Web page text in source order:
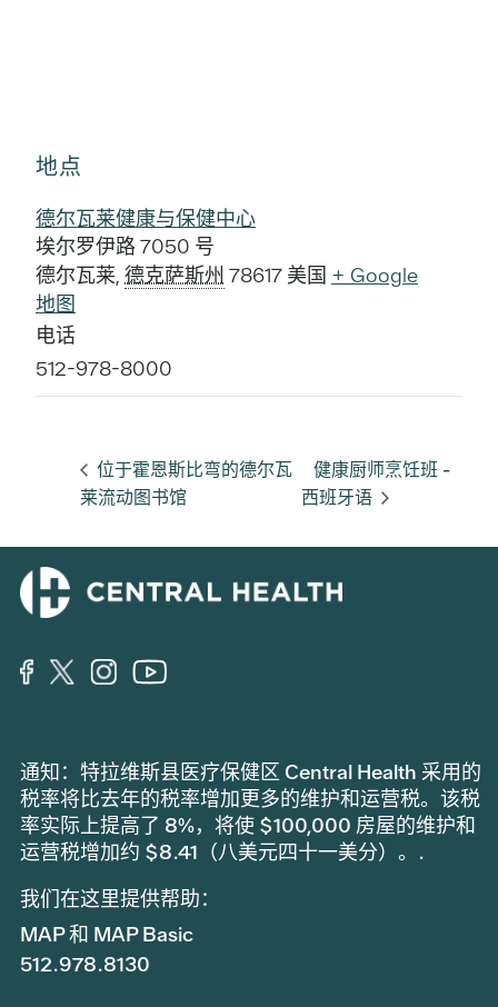
地点
德尔瓦莱健康与保健中心
埃尔罗伊路 7050 号
德尔瓦莱, 德克萨斯州 78617 美国 + Google
地图
电话
512-978-8000
位于霍恩斯比弯的德尔瓦
莱流动图书馆
健康厨师烹饪班 -
西班牙语
通知：特拉维斯县医疗保健区 Central Health 采用的
税率将比去年的税率增加更多的维护和运营税。该税
率实际上提高了 8%，将使 $100,000 房屋的维护和
运营税增加约 $8.41（八美元四十一美分）。.
我们在这里提供帮助：
MAP 和 MAP Basic
512.978.8130